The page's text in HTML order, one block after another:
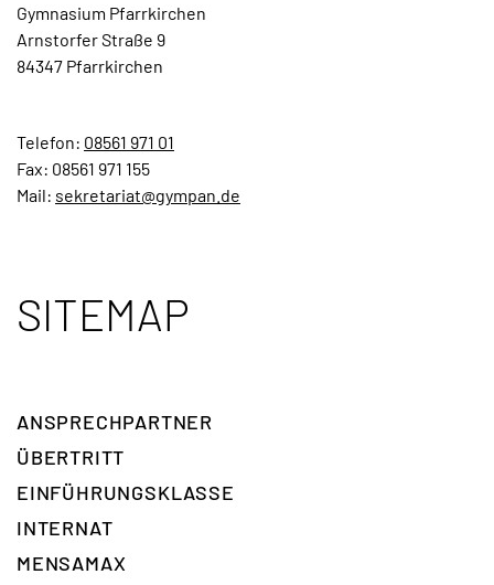
Gymnasium Pfarrkirchen
Arnstorfer Straße 9
84347 Pfarrkirchen
Telefon: 08561 971 01
Fax: 08561 971 155
Mail: sekretariat@gympan.de
SITEMAP
ANSPRECH­PARTNER
ÜBERTRITT
EINFÜHRUNGSKLASSE
INTERNAT
MENSAMAX